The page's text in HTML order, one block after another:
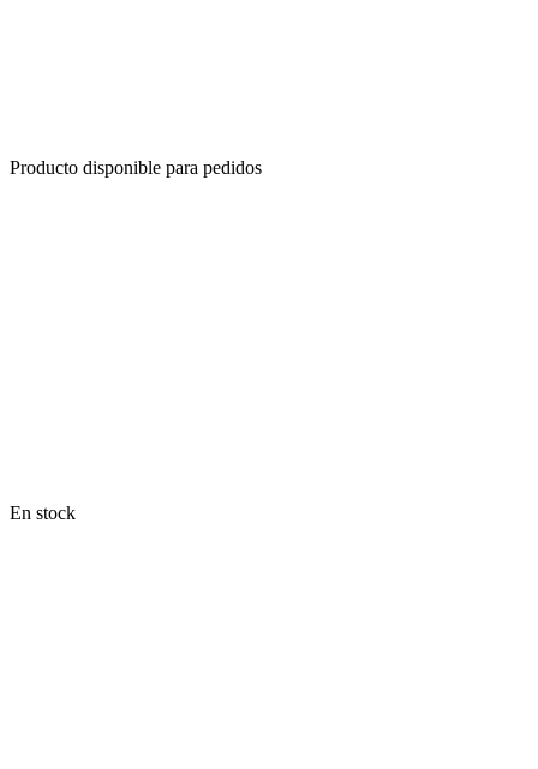
Producto disponible para pedidos
En stock